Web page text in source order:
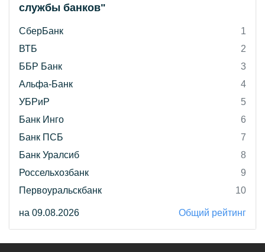
службы банков"
СберБанк
1
ВТБ
2
ББР Банк
3
Альфа-Банк
4
УБРиР
5
Банк Инго
6
Банк ПСБ
7
Банк Уралсиб
8
Россельхозбанк
9
Первоуральскбанк
10
на 09.08.2026 Общий рейтинг